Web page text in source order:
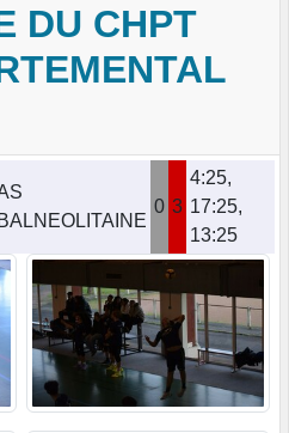
DU CHPT
BALNEOLITAINE
0 3
4:25,
17:25,
13:25